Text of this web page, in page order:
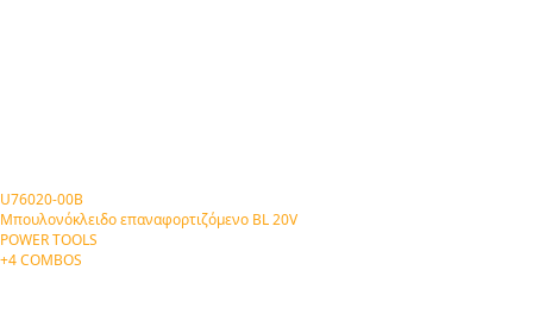
U76020-00B
Μπουλονόκλειδο επαναφορτιζόμενο BL 20V
POWER TOOLS
+4 COMBOS